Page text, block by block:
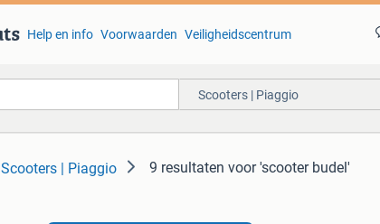
Help en info Voorwaarden Veiligheidscentrum
Scooters | Piaggio
Scooters | Piaggio 9 resultaten voor 'scooter budel'